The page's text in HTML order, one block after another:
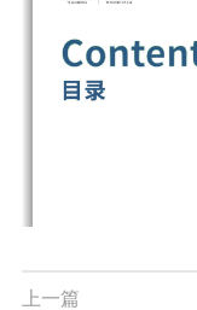
上一篇